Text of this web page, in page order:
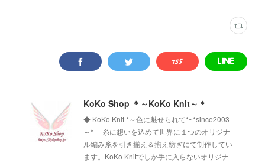
KoKo Shop ＊～KoKo Knit～＊
◆ KoKo Knit *～色に魅せられて*~*since2003
～* 糸に想いを込めて世界に１つのオリジナ
ル編み糸を引き揃え＆揃え紡ぎにて制作してい
ます。KoKo Knitでしか手に入らないオリジナ